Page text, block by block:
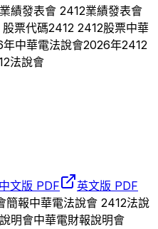
業績發表會 2412業績發表會
票代碼2412 2412股票中華
年中華電法說會2026年2412
法說會
中文版 PDF
英文版 PDF
簡報中華電法說會 2412法說
明會中華電財報說明會